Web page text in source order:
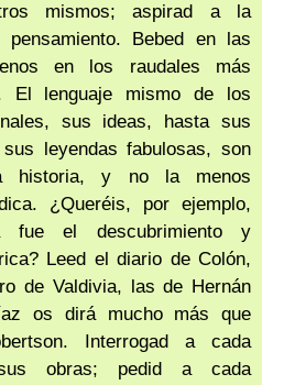
mismos; aspirad a la
pensamiento. Bebed en las
en los raudales más
El lenguaje mismo de los
sus ideas, hasta sus
leyendas fabulosas, son
historia, y no la menos
¿Queréis, por ejemplo,
fue el descubrimiento y
Leed el diario de Colón,
de Valdivia, las de Hernán
os dirá mucho más que
Interrogad a cada
obras; pedid a cada